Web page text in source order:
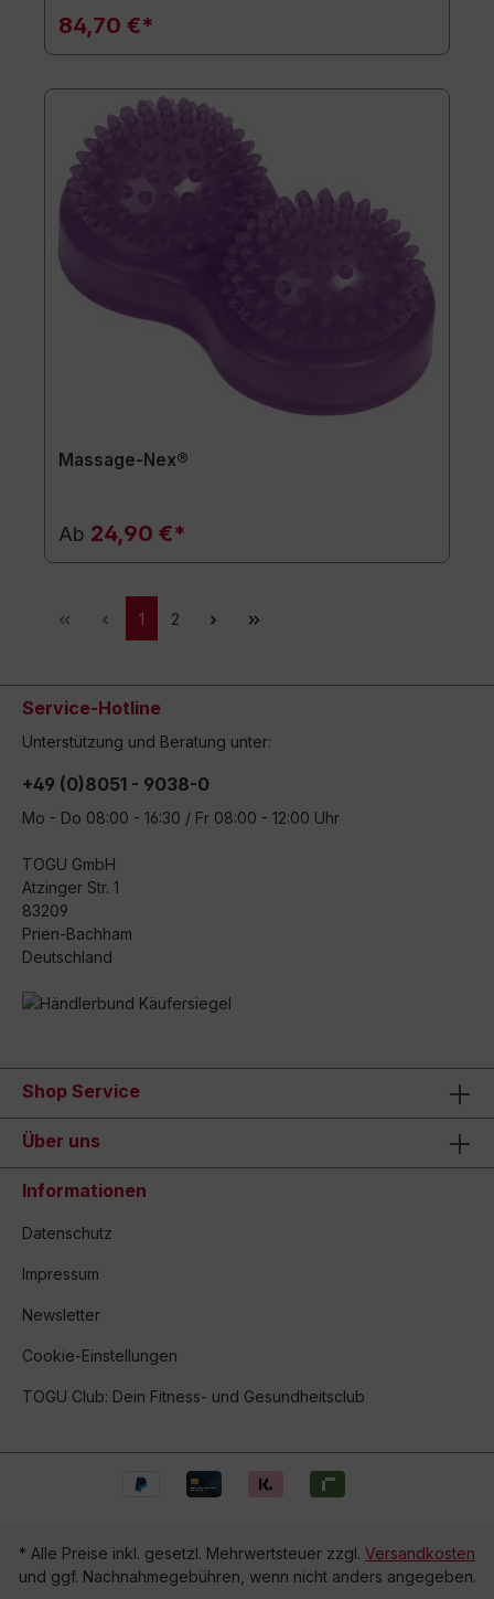
84,70 €*
Massage-Nex®
Ab 24,90 €*
1 2
Service-Hotline
Unterstützung und Beratung unter:
+49 (0)8051 - 9038-0
Mo - Do 08:00 - 16:30 / Fr 08:00 - 12:00 Uhr
TOGU GmbH
Atzinger Str. 1
83209
Prien-Bachham
Deutschland
Shop Service
Über uns
Informationen
Datenschutz
Impressum
Newsletter
Cookie-Einstellungen
TOGU Club: Dein Fitness- und Gesundheitsclub
* Alle Preise inkl. gesetzl. Mehrwertsteuer zzgl. Versandkosten
und ggf. Nachnahmegebühren, wenn nicht anders angegeben.